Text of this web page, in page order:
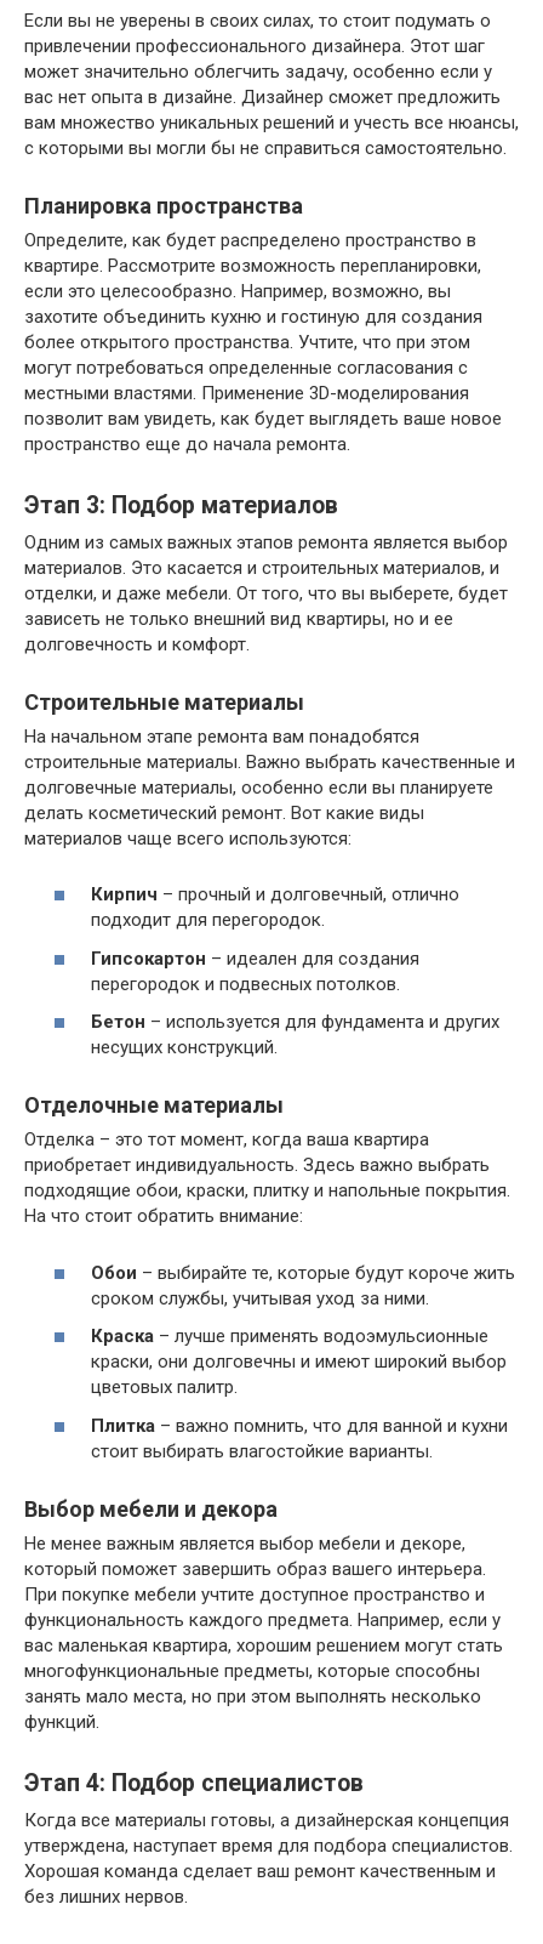
Если вы не уверены в своих силах, то стоит подумать о
привлечении профессионального дизайнера. Этот шаг
может значительно облегчить задачу, особенно если у
вас нет опыта в дизайне. Дизайнер сможет предложить
вам множество уникальных решений и учесть все нюансы,
с которыми вы могли бы не справиться самостоятельно.
Планировка пространства
Определите, как будет распределено пространство в
квартире. Рассмотрите возможность перепланировки,
если это целесообразно. Например, возможно, вы
захотите объединить кухню и гостиную для создания
более открытого пространства. Учтите, что при этом
могут потребоваться определенные согласования с
местными властями. Применение 3D-моделирования
позволит вам увидеть, как будет выглядеть ваше новое
пространство еще до начала ремонта.
Этап 3: Подбор материалов
Одним из самых важных этапов ремонта является выбор
материалов. Это касается и строительных материалов, и
отделки, и даже мебели. От того, что вы выберете, будет
зависеть не только внешний вид квартиры, но и ее
долговечность и комфорт.
Строительные материалы
На начальном этапе ремонта вам понадобятся
строительные материалы. Важно выбрать качественные и
долговечные материалы, особенно если вы планируете
делать косметический ремонт. Вот какие виды
материалов чаще всего используются:
Кирпич – прочный и долговечный, отлично
подходит для перегородок.
Гипсокартон – идеален для создания
перегородок и подвесных потолков.
Бетон – используется для фундамента и других
несущих конструкций.
Отделочные материалы
Отделка – это тот момент, когда ваша квартира
приобретает индивидуальность. Здесь важно выбрать
подходящие обои, краски, плитку и напольные покрытия.
На что стоит обратить внимание:
Обои – выбирайте те, которые будут короче жить
сроком службы, учитывая уход за ними.
Краска – лучше применять водоэмульсионные
краски, они долговечны и имеют широкий выбор
цветовых палитр.
Плитка – важно помнить, что для ванной и кухни
стоит выбирать влагостойкие варианты.
Выбор мебели и декора
Не менее важным является выбор мебели и декоре,
который поможет завершить образ вашего интерьера.
При покупке мебели учтите доступное пространство и
функциональность каждого предмета. Например, если у
вас маленькая квартира, хорошим решением могут стать
многофункциональные предметы, которые способны
занять мало места, но при этом выполнять несколько
функций.
Этап 4: Подбор специалистов
Когда все материалы готовы, а дизайнерская концепция
утверждена, наступает время для подбора специалистов.
Хорошая команда сделает ваш ремонт качественным и
без лишних нервов.